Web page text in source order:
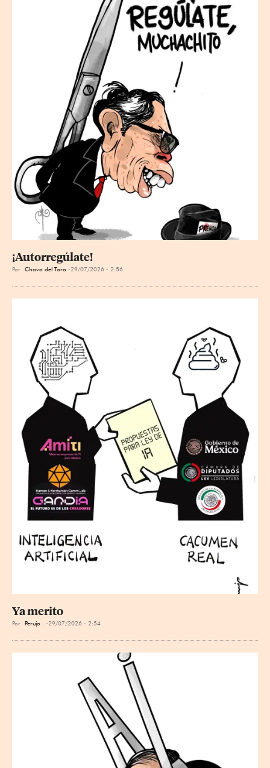
¡Autorregúlate!
Por Chavo del Toro 29/07/2026 - 2:56
Ya merito
Por Perujo . 29/07/2026 - 2:54